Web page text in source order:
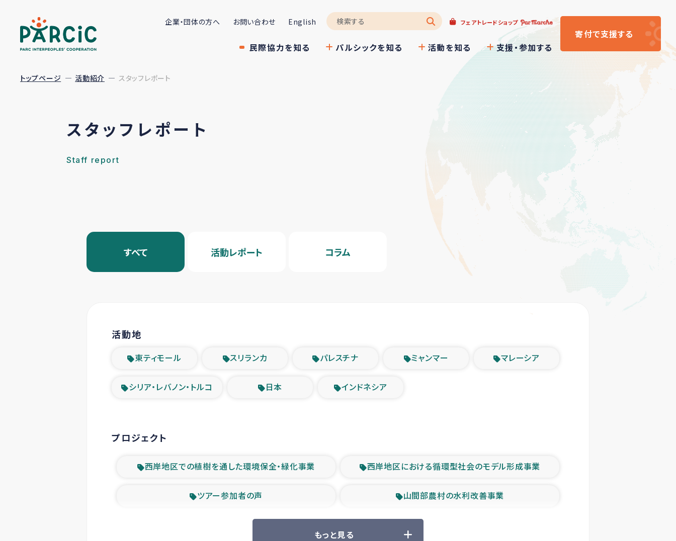
企業・団体の方へ お問い合わせ English フェアトレードショップ
民際協力を知る パルシックを知る 活動を知る 支援・参加する
寄付で支援する
トップページ 活動紹介 スタッフレポート
スタッフレポート
Staff report
すべて 活動レポート コラム
活動地
東ティモール スリランカ パレスチナ ミャンマー マレーシア
シリア・レバノン・トルコ 日本 インドネシア
プロジェクト
西岸地区での植樹を通した環境保全・緑化事業 西岸地区における循環型社会のモデル形成事業
ツアー参加者の声 山間部農村の水利改善事業
緊急救援の時代 森林保全型農業の支援事業
もっと見る